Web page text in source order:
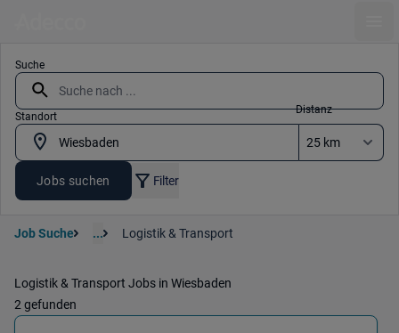
Suche
Standort
Distanz
Jobs suchen Filter
Job Suche ... Logistik & Transport
Logistik & Transport Jobs in Wiesbaden
2 gefunden